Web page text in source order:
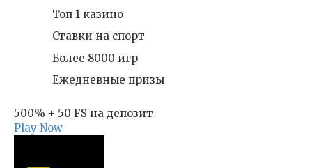
Топ 1 казино
Ставки на спорт
Более 8000 игр
Ежедневные призы
500% + 50 FS на депозит
Play Now